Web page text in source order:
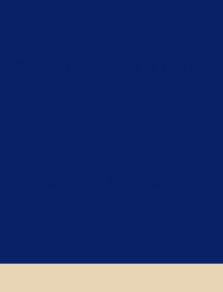
Bundfarven er i en
for vejledning inden